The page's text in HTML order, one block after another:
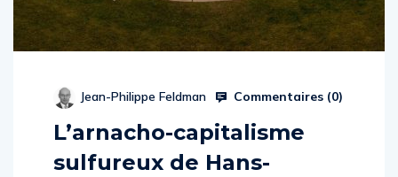
Jean-Philippe Feldman Commentaires (0)
L’arnacho-capitalisme
sulfureux de Hans-